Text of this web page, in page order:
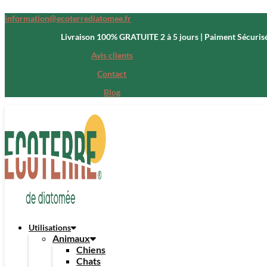
information@ecoterrediatomee.fr
Livraison 100% GRATUITE 2 à 5 jours | Paiment
Avis clients
Contact
Blog
Utilisations
Animaux
Chiens
Chats